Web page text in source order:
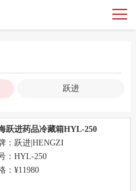
跃进
跃进药品冷藏箱HYL-250
：跃进|HENGZI
：HYL-250
：¥11980